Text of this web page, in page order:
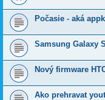
Počasie - aká
Samsung Galaxy
Nový firmware
Ako prehravat